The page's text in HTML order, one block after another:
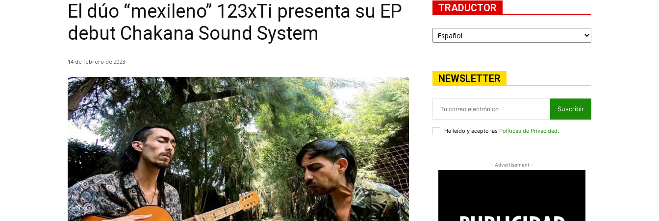
El dúo “mexileno” 123xTi presenta su EP
debut Chakana Sound System
14 de febrero de 2023
TRADUCTOR
NEWSLETTER
Suscribir
He leído y acepto las Políticas de Privacidad.
- Advertisement -